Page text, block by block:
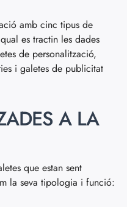
amb cinc tipus de
es tractin les dades
de personalització,
i galetes de publicitat
A LA
que estan sent
la seva tipologia i funció: